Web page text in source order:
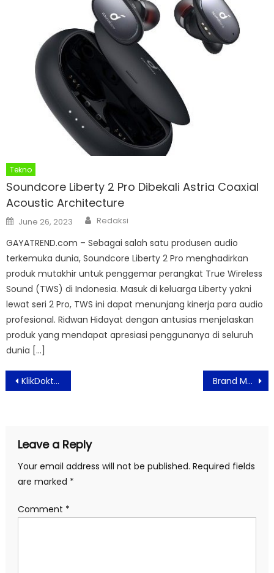
Tekno
Soundcore Liberty 2 Pro Dibekali Astria Coaxial
Acoustic Architecture
Posted
on
June 26, 2023 Author
Redaksi
GAYATREND.com – Sebagai salah satu produsen audio
terkemuka dunia, Soundcore Liberty 2 Pro menghadirkan
produk mutakhir untuk penggemar perangkat True Wireless
Sound (TWS) di Indonesia. Masuk di keluarga Liberty yakni
lewat seri 2 Pro, TWS ini dapat menunjang kinerja para audio
profesional. Ridwan Hidayat dengan antusias menjelaskan
produk yang mendapat apresiasi penggunanya di seluruh
dunia […]
Post
navigation
KlikDokter Luncurkan Logo Baru dan Gerakan #JagaSehatmu Brand Marketing Com Niagahoster 2022, Berikan Strategi Digital Pasca Pandemi
Leave a Reply
Your email address will not be published. Required fields
are marked *
Comment *